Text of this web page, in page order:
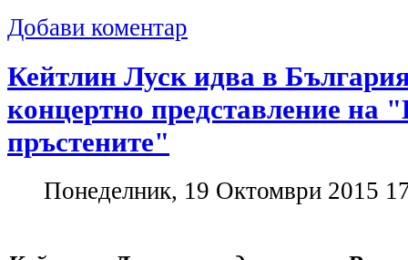
Добави коментар
Кейтлин Луск идва в
концертно представление на
пръстените"
Понеделник, 19 Октомври 2015